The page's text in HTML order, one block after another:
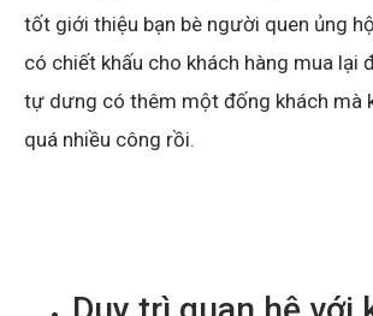
tốt giới thiệu bạn bè người quen ủng
có chiết khấu cho khách hàng mua lại
tự dưng có thêm một đống khách mà
quá nhiều công rồi.